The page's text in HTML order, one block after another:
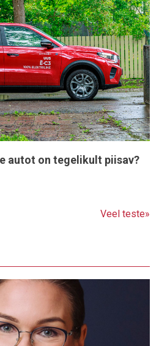
autot on tegelikult piisav?
Veel teste»